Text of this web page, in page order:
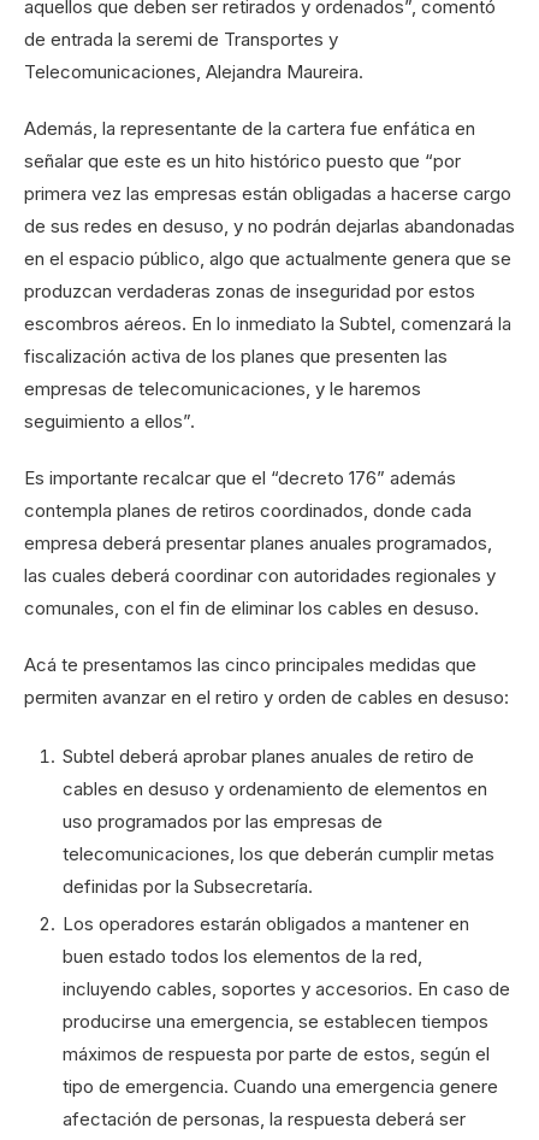
aquellos que deben ser retirados y ordenados”, comentó
de entrada la seremi de Transportes y
Telecomunicaciones, Alejandra Maureira.
Además, la representante de la cartera fue enfática en
señalar que este es un hito histórico puesto que “por
primera vez las empresas están obligadas a hacerse cargo
de sus redes en desuso, y no podrán dejarlas abandonadas
en el espacio público, algo que actualmente genera que se
produzcan verdaderas zonas de inseguridad por estos
escombros aéreos. En lo inmediato la Subtel, comenzará la
fiscalización activa de los planes que presenten las
empresas de telecomunicaciones, y le haremos
seguimiento a ellos”.
Es importante recalcar que el “decreto 176” además
contempla planes de retiros coordinados, donde cada
empresa deberá presentar planes anuales programados,
las cuales deberá coordinar con autoridades regionales y
comunales, con el fin de eliminar los cables en desuso.
Acá te presentamos las cinco principales medidas que
permiten avanzar en el retiro y orden de cables en desuso:
Subtel deberá aprobar planes anuales de retiro de
cables en desuso y ordenamiento de elementos en
uso programados por las empresas de
telecomunicaciones, los que deberán cumplir metas
definidas por la Subsecretaría.
Los operadores estarán obligados a mantener en
buen estado todos los elementos de la red,
incluyendo cables, soportes y accesorios. En caso de
producirse una emergencia, se establecen tiempos
máximos de respuesta por parte de estos, según el
tipo de emergencia. Cuando una emergencia genere
afectación de personas, la respuesta deberá ser